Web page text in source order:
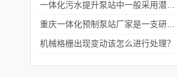
机械格栅出现变动该怎么进行处理？